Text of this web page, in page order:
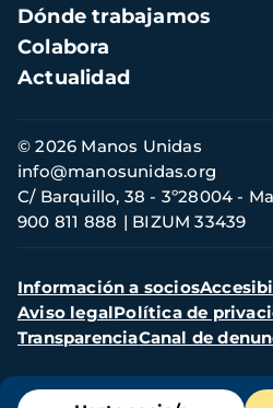
Menú
Dónde trabajamos
Colabora
Actualidad
Información
de
contacto
© 2026 Manos Unidas
C/ Barquillo, 38 - 3º28004 -
900 811 888
BIZUM 33439
info@manosunidas.org
Menú
secundario
Información a socios
Aviso legalPolítica de
TransparenciaCanal de